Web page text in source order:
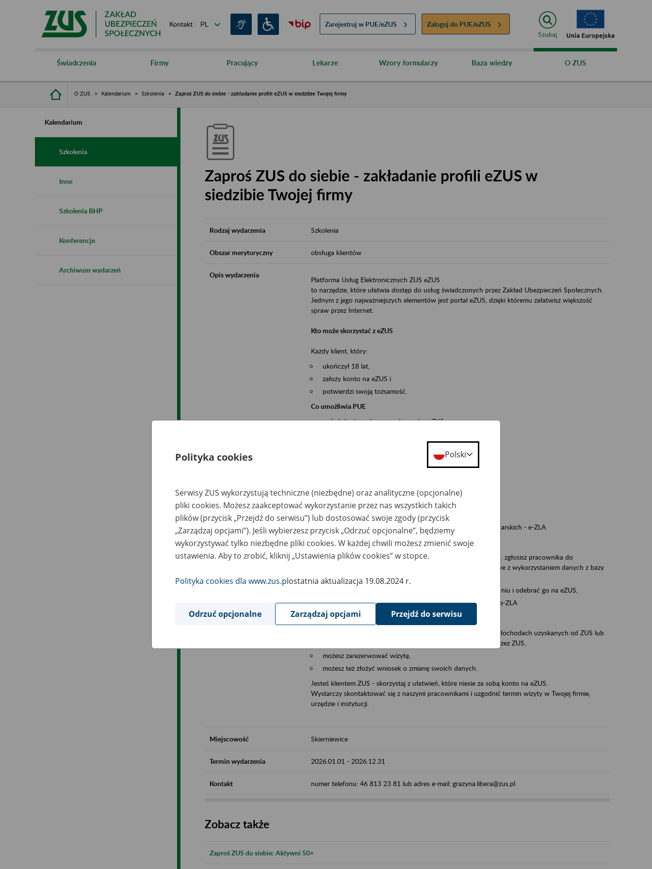
Kontakt Zarejestruj w PUE/eZUS Zaloguj do PUE/eZUS
Szukaj
Świadczenia Firmy Pracujący Lekarze Wzory formularzy Baza wiedzy O ZUS
O ZUS Kalendarium Szkolenia Zaproś ZUS do siebie - zakładanie profili eZUS w siedzibie Twojej firmy
Kalendarium
Szkolenia
Inne
Szkolenia BHP
Konferencje
Archiwum wydarzeń
Zaproś ZUS do siebie - zakładanie profili eZUS w
siedzibie Twojej firmy
Rodzaj wydarzenia Szkolenia
Obszar merytoryczny obsługa klientów
Opis wydarzenia
Platforma Usług Elektronicznych ZUS eZUS
to narzędzie, które ułatwia dostęp do usług świadczonych przez Zakład Ubezpieczeń Społecznych.
Jednym z jego najważniejszych elementów jest portal eZUS, dzięki któremu załatwisz większość
spraw przez Internet.
Kto może skorzystać z eZUS
Każdy klient, który:
ukończył 18 lat,
założy konto na eZUS i
potwierdzi swoją tożsamość.
Co umożliwia PUE
wgląd do danych zgromadzonych w ZUS,
zadawanie pytań i otrzymywanie odpowiedzi z ZUS,
możesz sprawdzić swoje dane zapisane na koncie w ZUS,
masz dostęp do informacji o stanie konta ubezpieczonego,
masz dostęp do informacji o wystawionych zwolnieniach lekarskich - e-ZLA
Jeśli jesteś płatnikiem składek (np. przedsiębiorcą)
możesz skorzystać z aplikacji ePłatnik, za pomocą której m.in. zgłosisz pracownika do
ubezpieczeń, wypełnisz i przekażesz dokumenty rozliczeniowe z wykorzystaniem danych z bazy
ZUS,
możesz złożyć wniosek o wydanie zaświadczenia o niezaleganiu i odebrać go na eZUS,
masz dostęp do zwolnień lekarskich swoich pracowników - e-ZLA
Jeśli jesteś świadczeniobiorcą
masz dostęp m.in. do formularza PIT 11A, czyli informacji o dochodach uzyskanych od ZUS lub
do formularza PIT 40A, czyli rocznego obliczenia podatku przez ZUS,
możesz zarezerwować wizytę,
możesz też złożyć wniosek o zmianę swoich danych.
Jesteś klientem ZUS - skorzystaj z ułatwień, które niesie za sobą konto na eZUS.
Wystarczy skontaktować się z naszymi pracownikami i uzgodnić termin wizyty w Twojej firmie,
urzędzie i instytucji.
Miejscowość Skierniewice
Termin wydarzenia 2026.01.01 - 2026.12.31
Kontakt numer telefonu: 46 813 23 81 lub adres e-mail: grazyna.libera@zus.pl
Zobacz także
Zaproś ZUS do siebie: Aktywni 50+
Polityka cookies Polski
Serwisy ZUS wykorzystują techniczne (niezbędne) oraz analityczne (opcjonalne)
pliki cookies. Możesz zaakceptować wykorzystanie przez nas wszystkich takich
plików (przycisk „Przejdź do serwisu”) lub dostosować swoje zgody (przycisk
„Zarządzaj opcjami”). Jeśli wybierzesz przycisk „Odrzuć opcjonalne”, będziemy
wykorzystywać tylko niezbędne pliki cookies. W każdej chwili możesz zmienić swoje
ustawienia. Aby to zrobić, kliknij „Ustawienia plików cookies” w stopce.
Polityka cookies dla www.zus.plostatnia aktualizacja 19.08.2024 r.
Odrzuć opcjonalne Zarządzaj opcjami Przejdź do serwisu